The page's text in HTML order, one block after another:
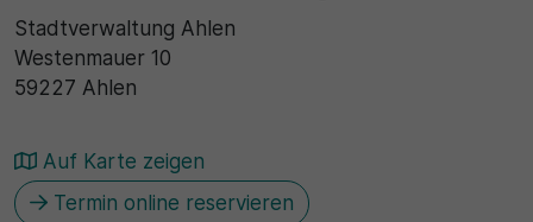
Stadtverwaltung Ahlen
Westenmauer 10
59227 Ahlen
Auf Karte zeigen
Termin online reservieren